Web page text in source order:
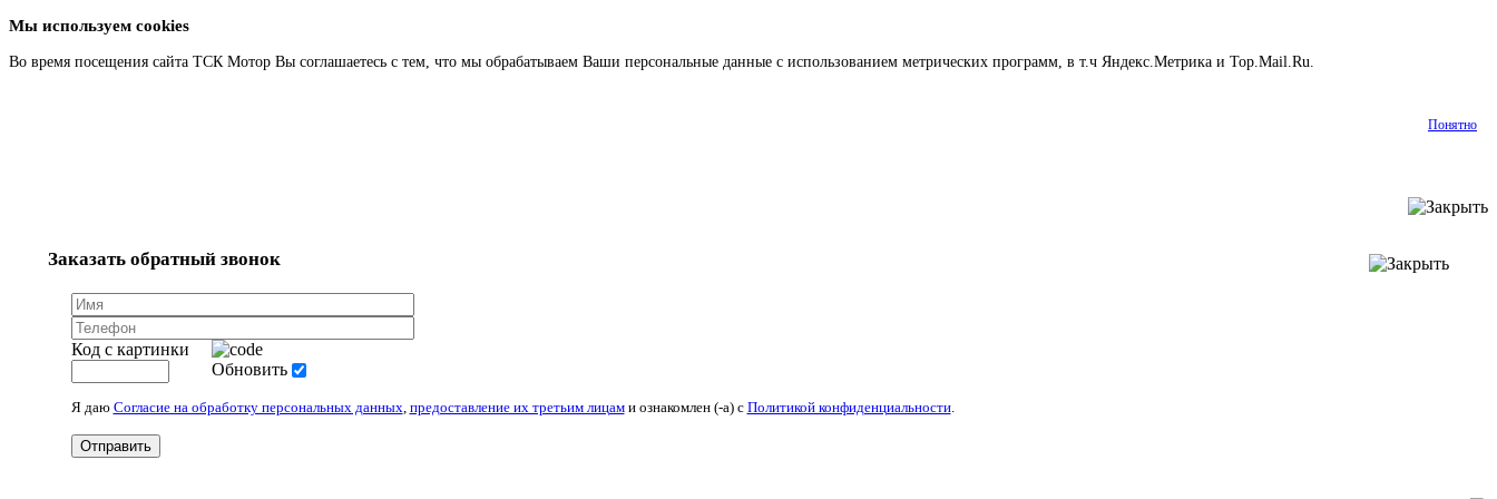
Мы используем cookies
Во время посещения сайта ТСК Мотор Вы соглашаетесь с тем, что мы обрабатываем Ваши персональные данные с использованием метрических программ, в т.ч Яндекс.Метрика и Top.Mail.Ru.
Понятно
Заказать обратный звонок
Код с картинки
Обновить
Я даю Согласие на обработку персональных данных, предоставление их третьим лицами ознакомлен (-а) c Политикой конфиденциальности.